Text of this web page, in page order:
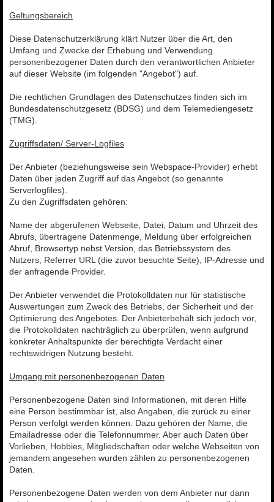
Geltungsbereich
Diese Datenschutzerklärung klärt Nutzer über die Art, den
Umfang und Zwecke der Erhebung und Verwendung
personenbezogener Daten durch den verantwortlichen Anbieter
auf dieser Website (im folgenden "Angebot") auf.
Die rechtlichen Grundlagen des Datenschutzes finden sich im
Bundesdatenschutzgesetz (BDSG) und dem Telemediengesetz
(TMG).
Zugriffsdaten/ Server-Logfiles
Der Anbieter (beziehungsweise sein Webspace-Provider) erhebt
Daten über jeden Zugriff auf das Angebot (so genannte
Serverlogfiles).
Zu den Zugriffsdaten gehören:
Name der abgerufenen Webseite, Datei, Datum und Uhrzeit des
Abrufs, übertragene Datenmenge, Meldung über erfolgreichen
Abruf, Browsertyp nebst Version, das Betriebssystem des
Nutzers, Referrer URL (die zuvor besuchte Seite), IP-Adresse und
der anfragende Provider.
Der Anbieter verwendet die Protokolldaten nur für statistische
Auswertungen zum Zweck des Betriebs, der Sicherheit und der
Optimierung des Angebotes. Der Anbieterbehält sich jedoch vor,
die Protokolldaten nachträglich zu überprüfen, wenn aufgrund
konkreter Anhaltspunkte der berechtigte Verdacht einer
rechtswidrigen Nutzung besteht.
Umgang mit personenbezogenen Daten
Personenbezogene Daten sind Informationen, mit deren Hilfe
eine Person bestimmbar ist, also Angaben, die zurück zu einer
Person verfolgt werden können. Dazu gehören der Name, die
Emailadresse oder die Telefonnummer. Aber auch Daten über
Vorlieben, Hobbies, Mitgliedschaften oder welche Webseiten von
jemandem angesehen wurden zählen zu personenbezogenen
Daten.
Personenbezogene Daten werden von dem Anbieter nur dann